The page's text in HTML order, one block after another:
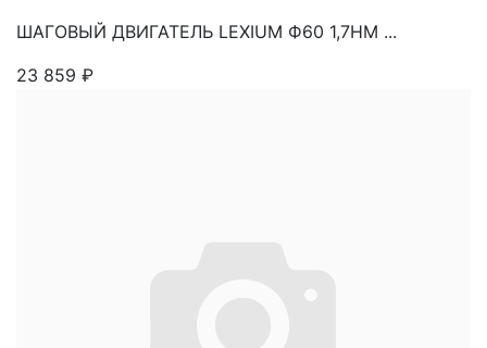
ШАГОВЫЙ ДВИГАТЕЛЬ LEXIUM Ф60 1,7НМ ...
23 859 ₽